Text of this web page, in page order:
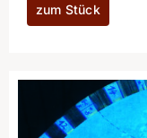
zum Stück